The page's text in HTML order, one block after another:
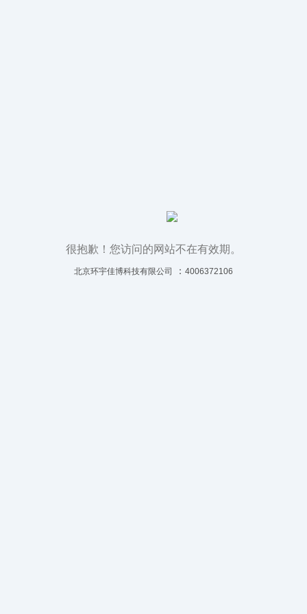
很抱歉！您访问的网站不在有效期。
北京环宇佳博科技有限公司 ： 4006372106